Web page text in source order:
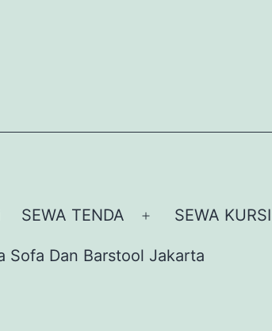
SEWA TENDA
Buka
menu
SEWA KURSI
Sofa Dan Barstool Jakarta